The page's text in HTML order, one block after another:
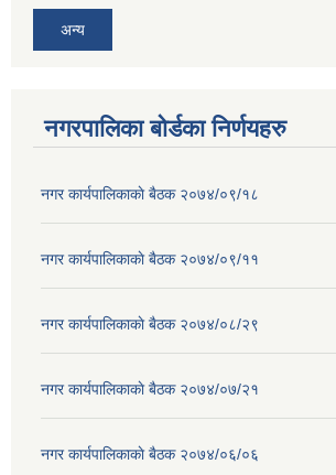
अन्य
नगरपालिका बोर्डका निर्णयहरु
नगर कार्यपालिकाकाे बैठक २०७४/०९/१८
नगर कार्यपालिकाकाे बैठक २०७४/०९/११
नगर कार्यपालिकाकाे बैठक २०७४/०८/२९
नगर कार्यपालिकाकाे बैठक २०७४/०७/२१
नगर कार्यपालिकाकाे बैठक २०७४/०६/०६